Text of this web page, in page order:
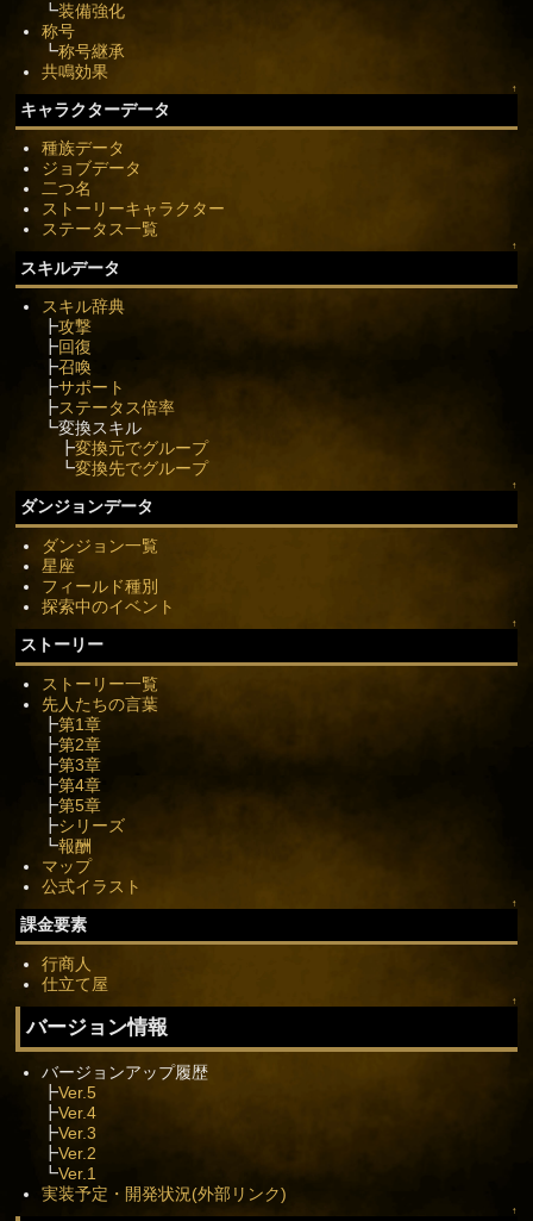
┗装備強化
称号
┗称号継承
共鳴効果
↑
キャラクターデータ
種族データ
ジョブデータ
二つ名
ストーリーキャラクター
ステータス一覧
↑
スキルデータ
スキル辞典
┣攻撃
┣回復
┣召喚
┣サポート
┣ステータス倍率
┗変換スキル
┣変換元でグループ
┗変換先でグループ
↑
ダンジョンデータ
ダンジョン一覧
星座
フィールド種別
探索中のイベント
↑
ストーリー
ストーリー一覧
先人たちの言葉
┣第1章
┣第2章
┣第3章
┣第4章
┣第5章
┣シリーズ
┗報酬
マップ
公式イラスト
↑
課金要素
行商人
仕立て屋
↑
バージョン情報
バージョンアップ履歴
┣Ver.5
┣Ver.4
┣Ver.3
┣Ver.2
┗Ver.1
実装予定・開発状況(外部リンク)
↑